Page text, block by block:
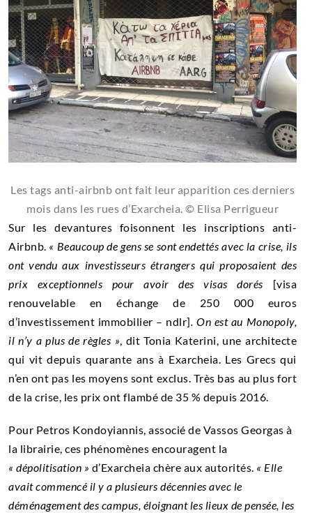
Les tags anti-airbnb ont fait leur apparition ces derniers
mois dans les rues d’Exarcheia. © Elisa Perrigueur
Sur les devantures foisonnent les inscriptions anti-
Airbnb. « Beaucoup de gens se sont endettés avec la crise, ils
ont vendu aux investisseurs étrangers qui proposaient des
prix exceptionnels pour avoir des visas dorés [visa
renouvelable en échange de 250 000 euros
d’investissement immobilier – ndlr]. On est au Monopoly,
il n’y a plus de règles », dit Tonia Katerini, une architecte
qui vit depuis quarante ans à Exarcheia. Les Grecs qui
n’en ont pas les moyens sont exclus. Très bas au plus fort
de la crise, les prix ont flambé de 35 % depuis 2016.
Pour Petros Kondoyiannis, associé de Vassos Georgas à
la librairie, ces phénomènes encouragent la
« dépolitisation » d’Exarcheia chère aux autorités. « Elle
avait commencé il y a plusieurs décennies avec le
déménagement des campus, éloignant les lieux de pensée, les